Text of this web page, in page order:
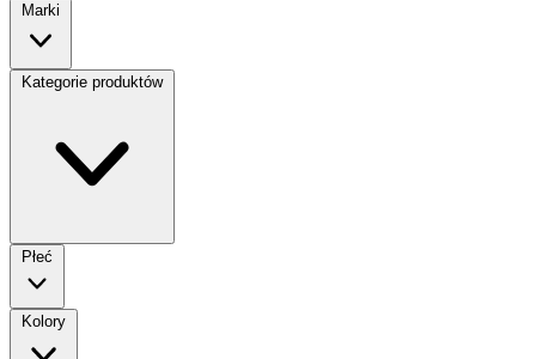
Marki
Kategorie produktów
Płeć
Kolory